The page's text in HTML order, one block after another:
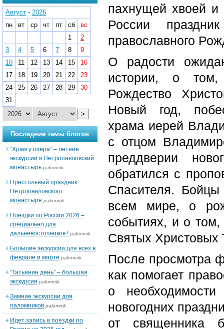
пахнущей хвоей
России
православного
О радости
истории, о том,
Рождество
Новый год,
храма иерей
с отцом
преддверии
обратился с
Спасителя.
всем мире, о
событиях, и о том,
Святых Христовых
После просмотра
как помогает
о
новогодних
от священника
Август - 2026
пн
вт ср чт пт сб
вс
1
2
3
4 5 6 7 8
9
10
11 12 13 14 15
16
17
18 19 20 21 22
23
24
25 26 27 28 29
30
31
>
Последние темы блогов
“Храм у озера” – летние
экскурсии в Петропавловский
монастырь palomnik
Престольный праздник
Петропавловского
монастыря palomnik
Поездки по России 2026 –
специально для
дальневосточников ! palomnik
Большие экскурсии для всех в
феврале и марте palomnik
“Татьянин день” – большая
экскурсия palomnik
Зимние экскурсии для
паломников palomnik
Идет запись в поездки по